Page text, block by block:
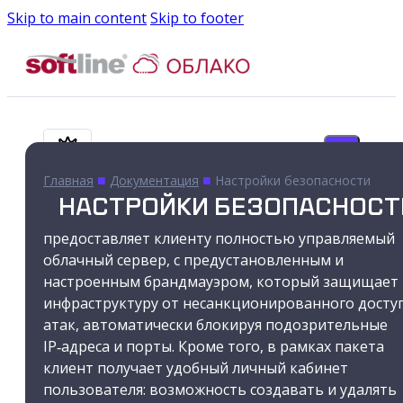
Skip to main contentSkip to footer
Search ...
Результаты
Показать все
Продукты
Облако Софтлайн
Облачные серверы с GPU
Главная ■ Документация ■ Настройки безопасности
НАСТРОЙКИ
предоставляет клиенту полностью управляемый
облачный сервер, с предустановленным и
настроенным брандмауэром, который защищает
инфраструктуру от несанкционированного
атак, автоматически блокируя подозрительные
IP‑адреса и порты. Кроме того, в рамках пакета
клиент получает удобный личный кабинет
пользователя: возможность создавать и удалять